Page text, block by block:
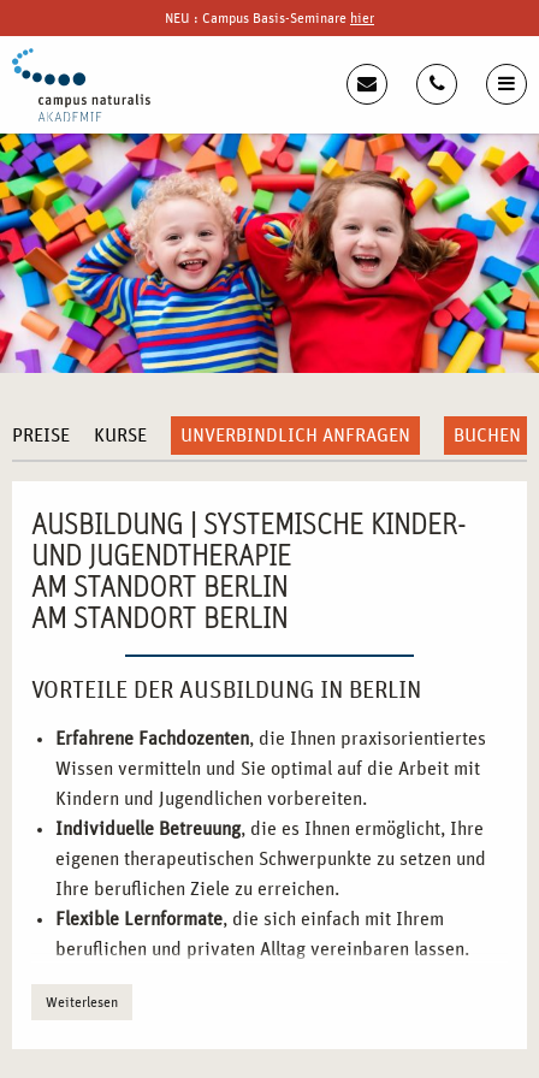
NEU : Campus Basis-Seminare hier
PREISE KURSE UNVERBINDLICH ANFRAGEN BUCHEN
AUSBILDUNG | SYSTEMISCHE KINDER-
UND JUGENDTHERAPIE
AM STANDORT BERLIN
AM STANDORT BERLIN
VORTEILE DER AUSBILDUNG IN BERLIN
Erfahrene Fachdozenten, die Ihnen praxisorientiertes
Wissen vermitteln und Sie optimal auf die Arbeit mit
Kindern und Jugendlichen vorbereiten.
Individuelle Betreuung, die es Ihnen ermöglicht, Ihre
eigenen therapeutischen Schwerpunkte zu setzen und
Ihre beruflichen Ziele zu erreichen.
Flexible Lernformate, die sich einfach mit Ihrem
beruflichen und privaten Alltag vereinbaren lassen.
direkt anwenden und Ihr Wissen vertiefen können.
Weiterlesen